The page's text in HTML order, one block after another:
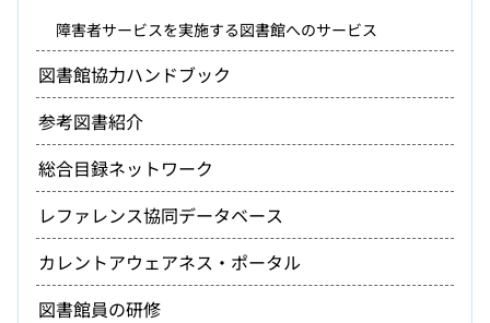
障害者サービスを実施する図書館へのサービス
図書館協力ハンドブック
参考図書紹介
総合目録ネットワーク
レファレンス協同データベース
カレントアウェアネス・ポータル
図書館員の研修